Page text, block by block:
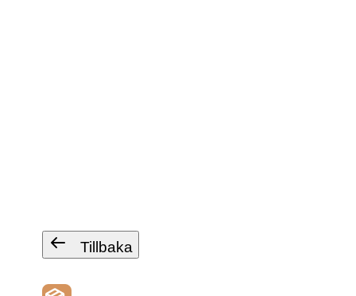
Tillbaka